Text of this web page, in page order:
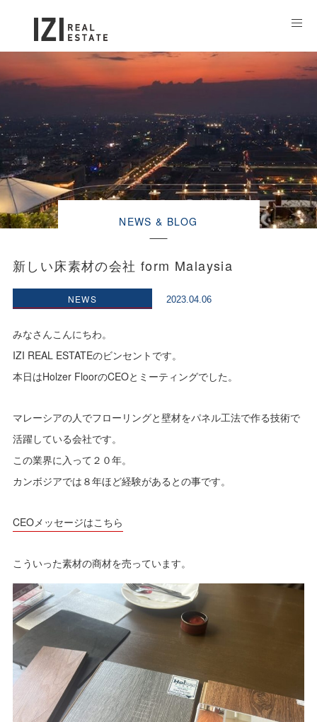
NEWS & BLOG
新しい床素材の会社 form Malaysia
NEWS 2023.04.06
みなさんこんにちわ。
IZI REAL ESTATEのビンセントです。
本日はHolzer FloorのCEOとミーティングでした。
マレーシアの人でフローリングと壁材をパネル工法で作る技術で
活躍している会社です。
この業界に入って２０年。
カンボジアでは８年ほど経験があるとの事です。
CEOメッセージはこちら
こういった素材の商材を売っています。